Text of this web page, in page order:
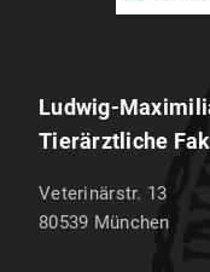
Ludwig-
Tierärztliche
Veterinärstr. 13
80539 München